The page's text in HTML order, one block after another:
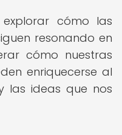
cómo las
resonando en
cómo nuestras
enriquecerse al
las ideas que nos